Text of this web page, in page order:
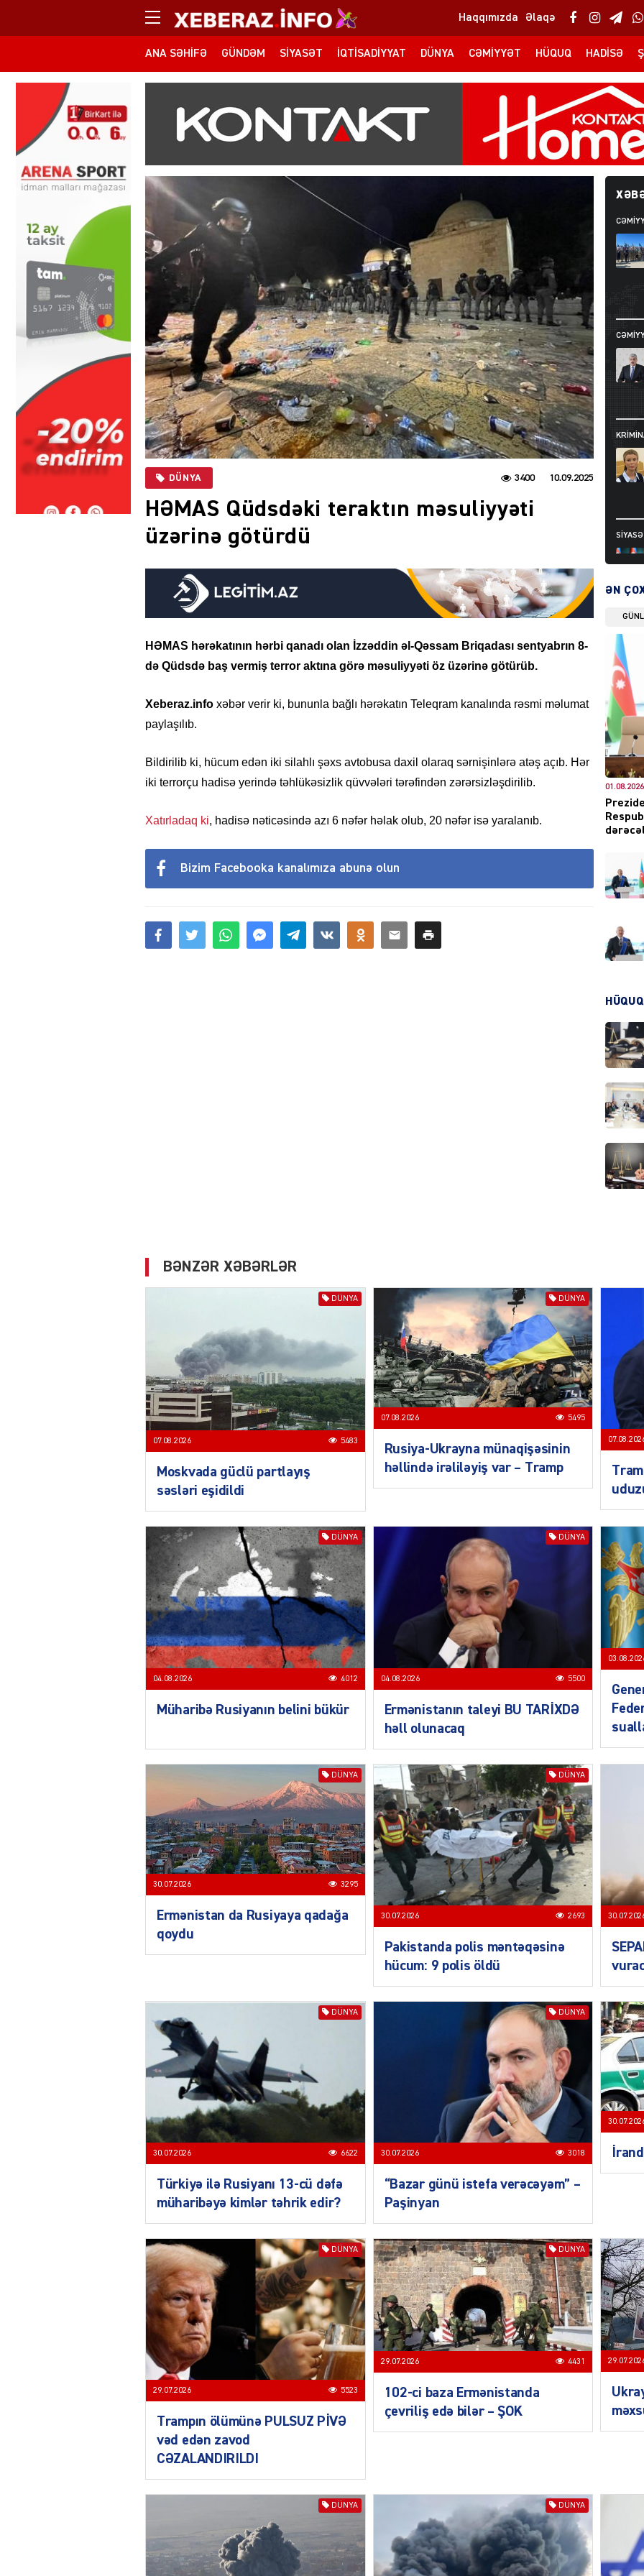
Haqqımızda Əlaqə
ANA SƏHIFƏ GÜNDƏM SIYASƏT İQTISADIYYAT DÜNYA CƏMIYYƏT HÜQUQ HADISƏ
DÜNYA 10.09.2025
3400
HƏMAS Qüdsdəki teraktın məsuliyyəti
üzərinə götürdü
HƏMAS hərəkatının hərbi qanadı olan İzzəddin əl-Qəssam Briqadası sentyabrın 8-
də Qüdsdə baş vermiş terror aktına görə məsuliyyəti öz üzərinə götürüb.
Xeberaz.info xəbər verir ki, bununla bağlı hərəkatın Teleqram kanalında rəsmi məlumat
paylaşılıb.
Bildirilib ki, hücum edən iki silahlı şəxs avtobusa daxil olaraq sərnişinlərə atəş açıb. Hər
iki terrorçu hadisə yerində təhlükəsizlik qüvvələri tərəfindən zərərsizləşdirilib.
Xatırladaq ki, hadisə nəticəsində azı 6 nəfər həlak olub, 20 nəfər isə yaralanıb.
Bizim Facebooka kanalımıza abunə olun
DÜNYA
DÜNYA
DÜNYA
DÜNYA
ƏN
01.08.2026
HÜQUQ
BƏNZƏR XƏBƏRLƏR
DÜNYA
07.08.2026 5483
Moskvada güclü partlayış
səsləri eşidildi
DÜNYA
07.08.2026 5495
Rusiya-Ukrayna münaqişəsinin
həllində irəliləyiş var – Tramp
DÜNYA
04.08.2026 4012
Müharibə Rusiyanın belini bükür
DÜNYA
04.08.2026 5500
Ermənistanın taleyi BU TARİXDƏ
həll olunacaq
DÜNYA
30.07.2026 3295
Ermənistan da Rusiyaya qadağa
qoydu
DÜNYA
30.07.2026 2693
Pakistanda polis məntəqəsinə
hücum: 9 polis öldü
DÜNYA
30.07.2026 6622
Türkiyə ilə Rusiyanı 13-cü dəfə
müharibəyə kimlər təhrik edir?
DÜNYA
30.07.2026 3018
“Bazar günü istefa verəcəyəm” –
Paşinyan
DÜNYA
29.07.2026 5523
Trampın ölümünə PULSUZ PİVƏ
vəd edən zavod
CƏZALANDIRILDI
DÜNYA
29.07.2026 4431
102-ci baza Ermənistanda
çevriliş edə bilər – ŞOK
DÜNYA DÜNYA